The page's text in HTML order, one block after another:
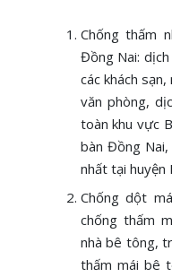
Chống thấm
Đồng Nai:
các khách
văn phòng,
toàn khu vực
bàn Đồng
nhất tại huyện
Chống dột
chống thấm
nhà bê tông,
thấm mái bê